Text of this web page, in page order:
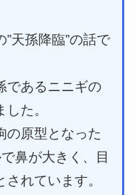
天孫降臨”の話で
であるニニギの
た。
の原型となった
鼻が大きく、目
れています。